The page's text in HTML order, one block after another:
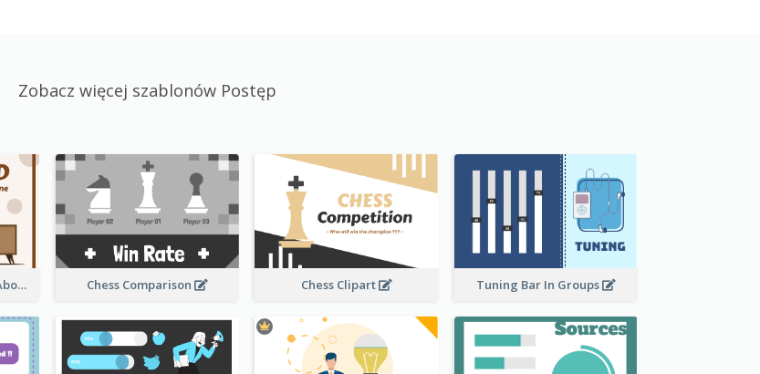
Zobacz więcej szablonów Postęp
Sandglass Illustration About Telephone Chess Comparison Chess Clipart Tuning Bar In Groups